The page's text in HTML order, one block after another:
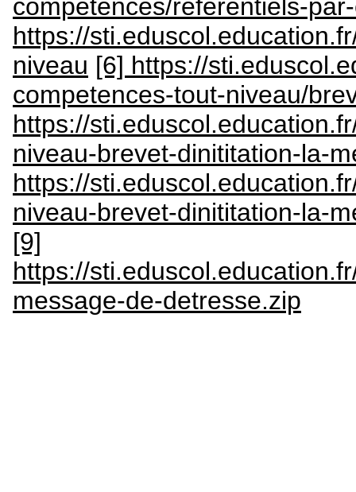
competences/referentiels-
https://
niveau [6] https://
competences-tout-niveau/
https://
niveau-brevet-dinititation-la-
https://
niveau-brevet-dinititation-la-
[9]
https://
message-de-detresse.zip